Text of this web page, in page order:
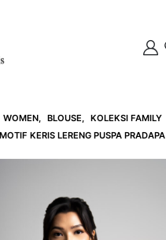
WOMEN, BLOUSE, KOLEKSI FAMILY
KERIS LERENG PUSPA PRADAPA